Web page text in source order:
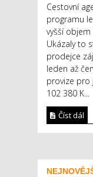
Cestovní
programu
vyšší
Ukázaly to
prodejce
leden až
provize pro
102 380 K...
Číst dál